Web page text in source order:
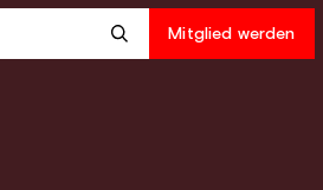
Mitglied werden